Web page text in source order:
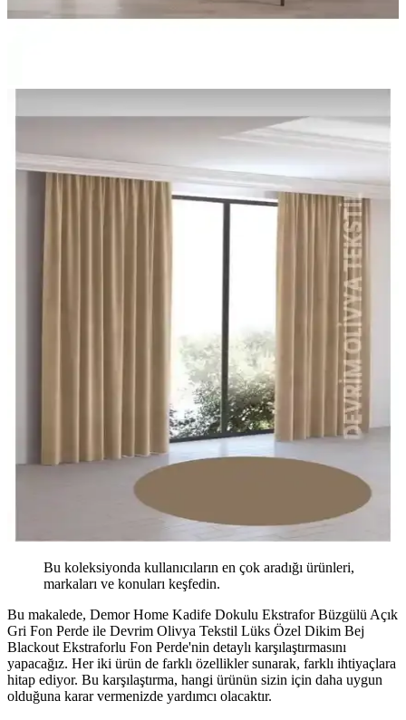
Bu koleksiyonda kullanıcıların en çok aradığı ürünleri,
markaları ve konuları keşfedin.
Bu makalede, Demor Home Kadife Dokulu Ekstrafor Büzgülü Açık
Gri Fon Perde ile Devrim Olivya Tekstil Lüks Özel Dikim Bej
Blackout Ekstraforlu Fon Perde'nin detaylı karşılaştırmasını
yapacağız. Her iki ürün de farklı özellikler sunarak, farklı ihtiyaçlara
hitap ediyor. Bu karşılaştırma, hangi ürünün sizin için daha uygun
olduğuna karar vermenizde yardımcı olacaktır.